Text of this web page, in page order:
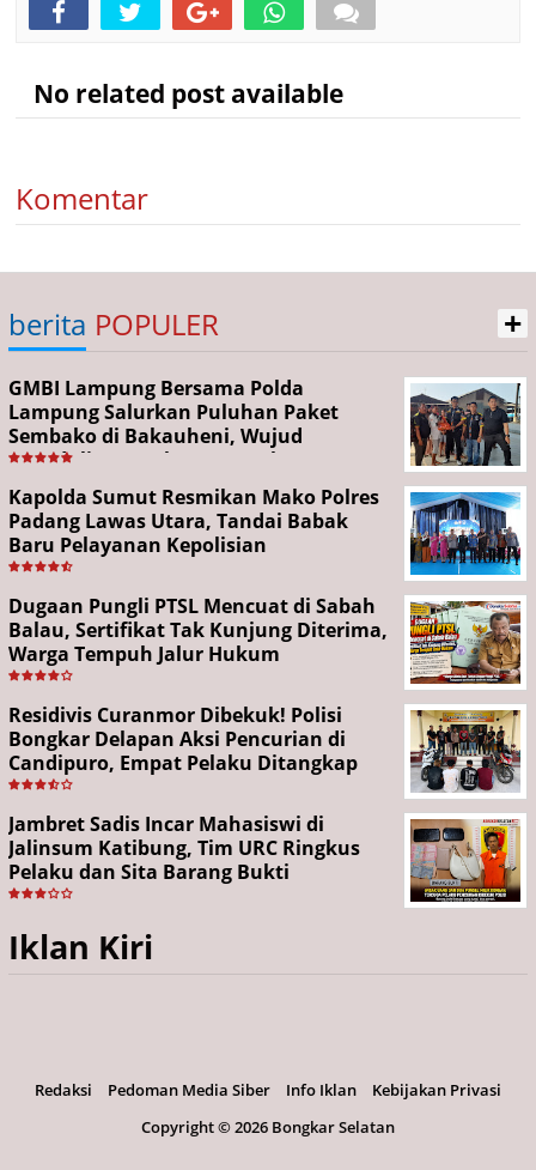
No related post available
Komentar
berita POPULER +
GMBI Lampung Bersama Polda
Lampung Salurkan Puluhan Paket
Sembako di Bakauheni, Wujud
Kepedulian Sambut HUT RI ke-81
Kapolda Sumut Resmikan Mako Polres
Padang Lawas Utara, Tandai Babak
Baru Pelayanan Kepolisian
Dugaan Pungli PTSL Mencuat di Sabah
Balau, Sertifikat Tak Kunjung Diterima,
Warga Tempuh Jalur Hukum
Residivis Curanmor Dibekuk! Polisi
Bongkar Delapan Aksi Pencurian di
Candipuro, Empat Pelaku Ditangkap
Jambret Sadis Incar Mahasiswi di
Jalinsum Katibung, Tim URC Ringkus
Pelaku dan Sita Barang Bukti
Iklan Kiri
Redaksi Pedoman Media Siber Info Iklan
Kebijakan Privasi
Copyright ©2026 Bongkar Selatan